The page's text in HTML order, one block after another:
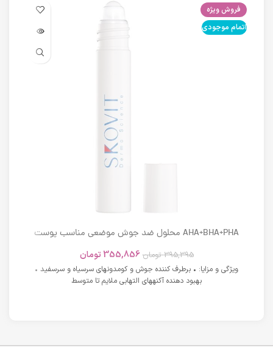
فروش ویژه
اتمام موجودی
AHA+BHA+PHA محلول ضد جوش موضعی مناسب پوست
395,395 تومان 355,856 تومان
ویژگی و مزایا: • برطرف کننده جوش و کومدونهای سرسیاه و سرسفید •
بهبود دهنده آکنههای التهابی ملایم تا متوسط